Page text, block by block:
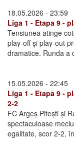
18.05.2026 - 23:59
Liga 1 - Etapa 9 -
Tensiunea atinge
play-off și play-out
dramatice. Runda a
15.05.2026 - 22:45
Liga 1 - Etapa 9 -
2-2
FC Argeș Pitești și
spectaculoase
egalitate, scor 2-2,